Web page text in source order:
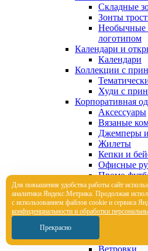
Складные
Зонты
Необычные
логотипом
Календари и
Календари
Коллекции с
Худи с
Корпоративная
Аксессуары
Вязаные
Джемперы
Жилеты
Кепки и
Офисные
Промо
Толстовки
Футболки
Футболки с
Брюки и
Для повышения удобства работы сайт
аналитики Яндекс.Метрика. Продолжая
с использованием файлов cookie и сервиса
конфиденциальности и обработки
Прекрасно